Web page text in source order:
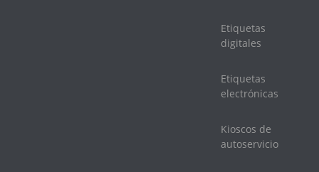
Etiquetas
digitales
Etiquetas
electrónicas
Kioscos de
autoservicio